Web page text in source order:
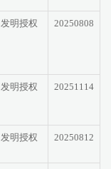
发明授权 20250808
发明授权 20251114
发明授权 20250812